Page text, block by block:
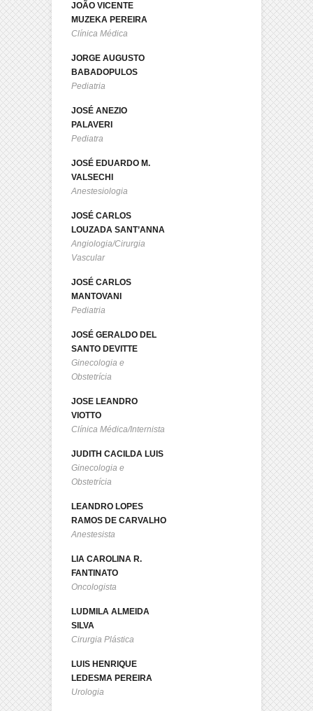
JOÃO VICENTE
MUZEKA PEREIRA
Clínica Médica
JORGE AUGUSTO
BABADOPULOS
Pediatria
JOSÉ ANEZIO
PALAVERI
Pediatra
JOSÉ EDUARDO M.
VALSECHI
Anestesiologia
JOSÉ CARLOS
LOUZADA SANT’ANNA
Angiologia/Cirurgia
Vascular
JOSÉ CARLOS
MANTOVANI
Pediatria
JOSÉ GERALDO DEL
SANTO DEVITTE
Ginecologia e
Obstetrícia
JOSE LEANDRO
VIOTTO
Clínica Médica/Internista
JUDITH CACILDA LUIS
Ginecologia e
Obstetrícia
LEANDRO LOPES
RAMOS DE CARVALHO
Anestesista
LIA CAROLINA R.
FANTINATO
Oncologista
LUDMILA ALMEIDA
SILVA
Cirurgia Plástica
LUIS HENRIQUE
LEDESMA PEREIRA
Urologia